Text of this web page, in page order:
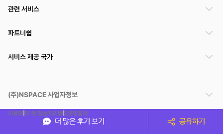
더 많은 후기 보기 공유하기
관련 서비스
파트너쉽
서비스 제공 국가
(주)NSPACE 사업자정보
이용약관개인정보처리방침운영정책
스페이스클라우드는 통신판매중개자이며 통신판매의 당사자가 아닙니다. 따라서 스페이스클